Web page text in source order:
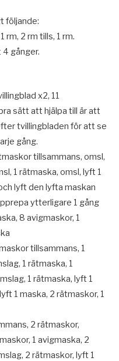
följande:
rm, 2 rm tills, 1 rm.
gånger.
x2, 11
sätt att hjälpa till är att
tvillingbladen för att se
gång.
tillsammans, omsl,
1 rätmaska, omsl, lyft 1
lyft den lyfta maskan
ytterligare 1 gång
8 avigmaskor, 1
tillsammans, 1
1 rätmaska, 1
1 rätmaska, lyft 1
1 maska, 2 rätmaskor, 1
2 rätmaskor,
1 avigmaska, 2
2 rätmaskor, lyft 1